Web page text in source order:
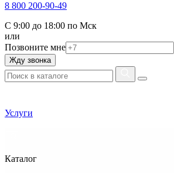
8 800 200-90-49
С 9:00 до 18:00 по Мск
или
Позвоните мне
Жду звонка
Услуги
Каталог